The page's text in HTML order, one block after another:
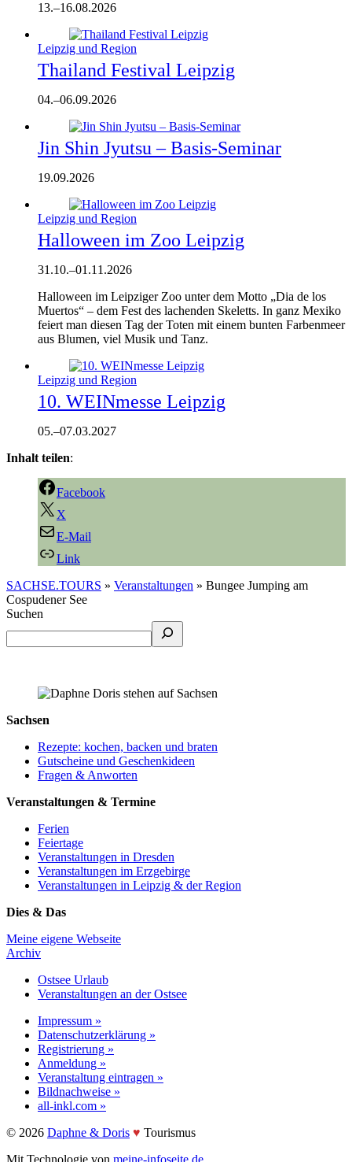
13.–16.08.2026
Leipzig und Region
Thailand Festival Leipzig
04.–06.09.2026
Jin Shin Jyutsu – Basis-Seminar
19.09.2026
Leipzig und Region
Halloween im Zoo Leipzig
31.10.–01.11.2026
Halloween im Leipziger Zoo unter dem Motto „Dia de los
Muertos“ – dem Fest des lachenden Skeletts. In ganz Mexiko
feiert man diesen Tag der Toten mit einem bunten Farbenmeer
aus Blumen, viel Musik und Tanz.
Leipzig und Region
10. WEINmesse Leipzig
05.–07.03.2027
Inhalt teilen:
Facebook
X
E-Mail
Link
SACHSE.TOURS » Veranstaltungen » Bungee Jumping am
Cospudener See
Suchen
Sachsen
Rezepte: kochen, backen und braten
Gutscheine und Geschenkideen
Fragen & Anworten
Veranstaltungen & Termine
Ferien
Feiertage
Veranstaltungen in Dresden
Veranstaltungen im Erzgebirge
Veranstaltungen in Leipzig & der Region
Dies & Das
Meine eigene Webseite
Archiv
Ostsee Urlaub
Veranstaltungen an der Ostsee
Impressum »
Datenschutzerklärung »
Registrierung »
Anmeldung »
Veranstaltung eintragen »
Bildnachweise »
all-inkl.com »
©️ 2026 Daphne & Doris ♥️ Tourismus